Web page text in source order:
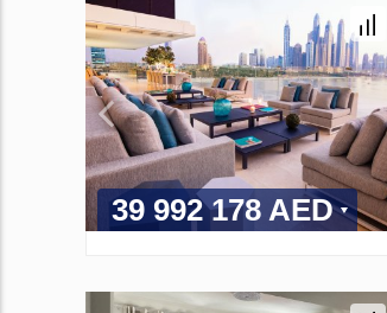
39 992 178 AED